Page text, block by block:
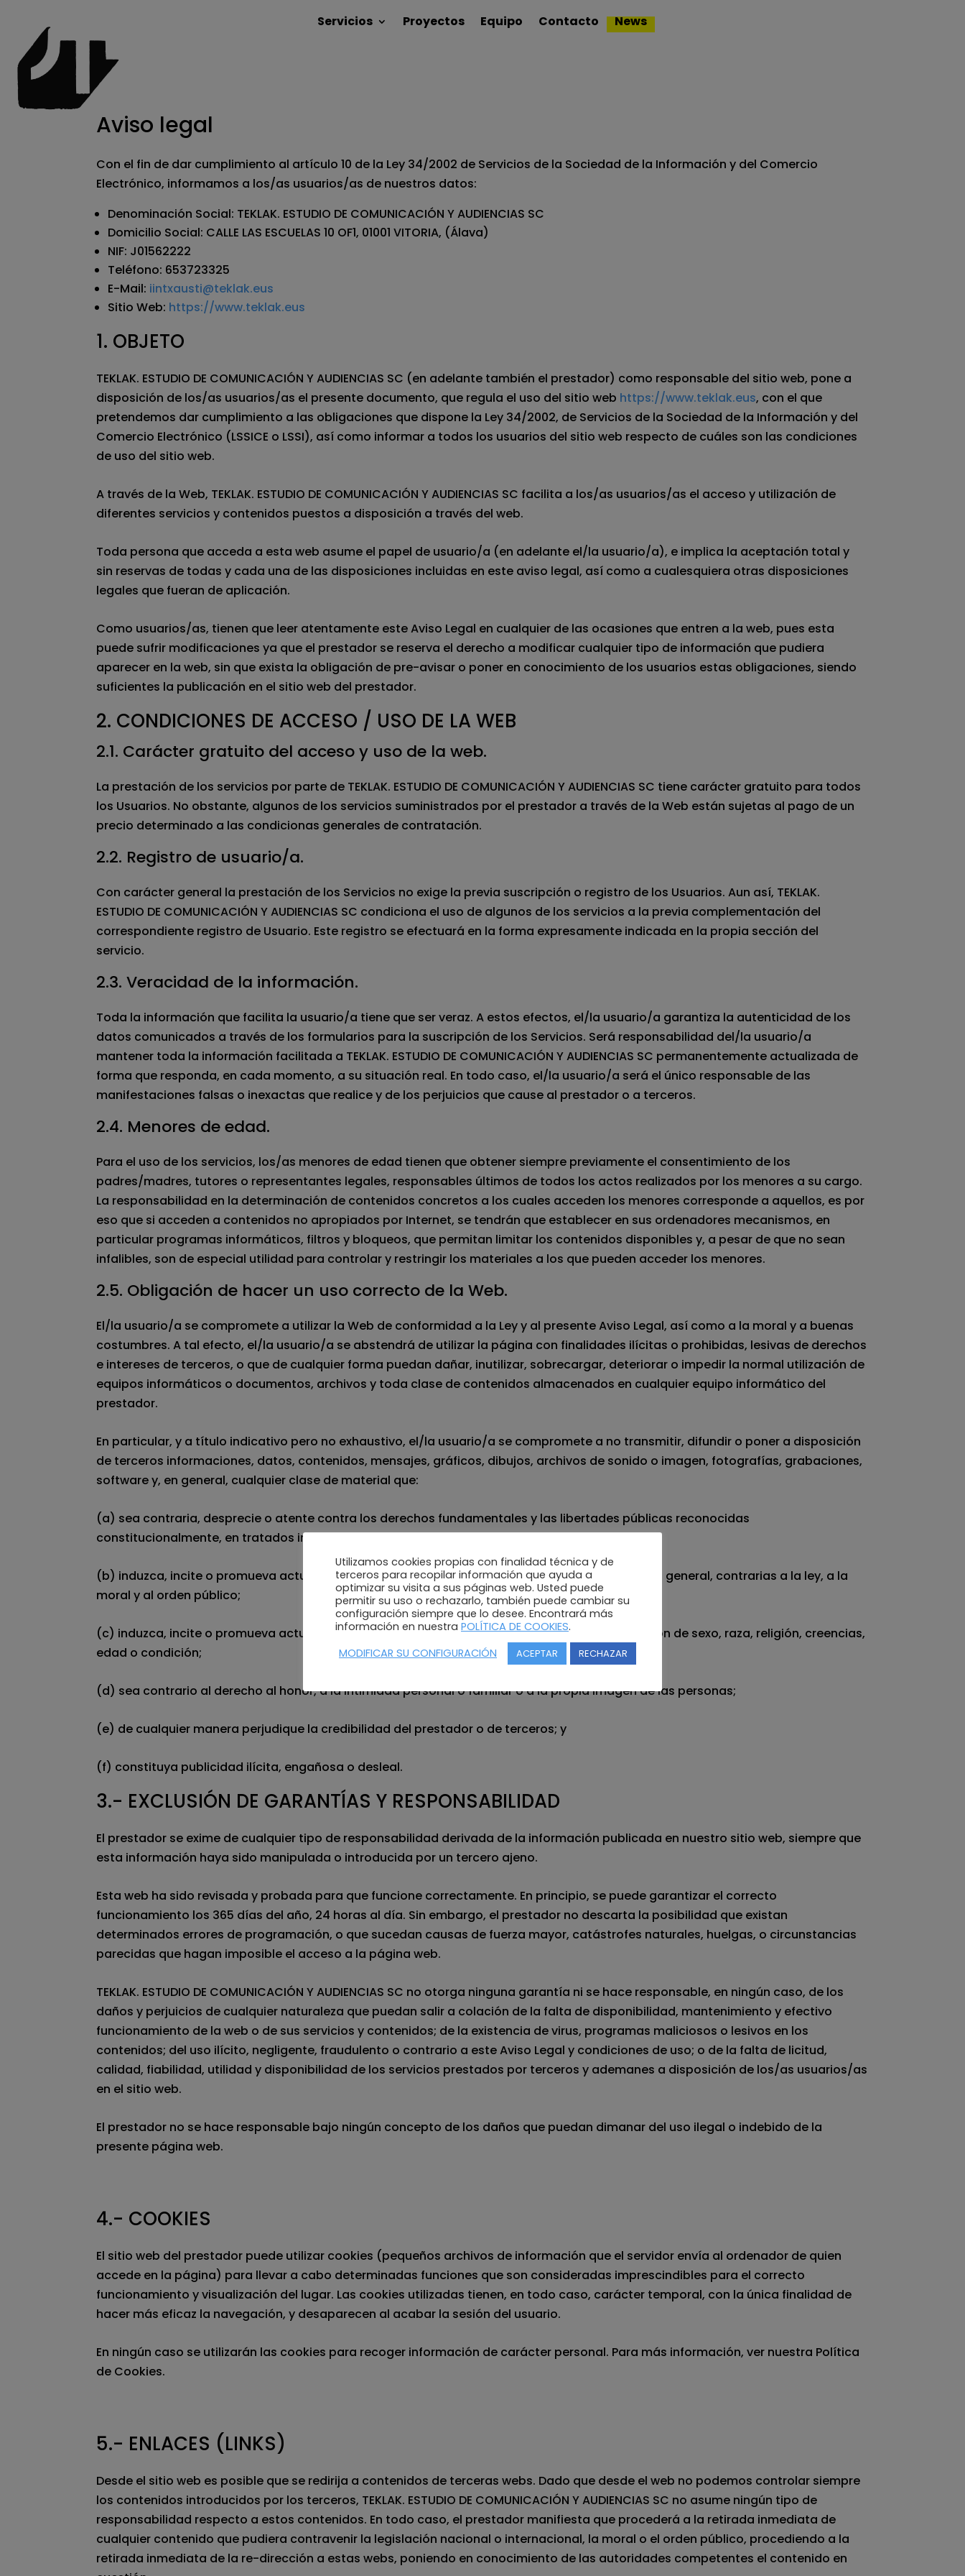
Servicios Proyectos Equipo Contacto News
Aviso legal
​Con el fin de dar cumplimiento al artículo 10 de la Ley 34/2002 de Servicios de la Sociedad de la Información y del Comercio
Electrónico, informamos a los/as usuarios/as de nuestros datos:
Denominación Social: TEKLAK. ESTUDIO DE COMUNICACIÓN Y AUDIENCIAS SC
Domicilio Social: CALLE LAS ESCUELAS 10 OF1, 01001 VITORIA, (Álava)
NIF: J01562222
Teléfono: 653723325
E-Mail: iintxausti@teklak.eus
Sitio Web: https://www.teklak.eus
​1. OBJETO
TEKLAK. ESTUDIO DE COMUNICACIÓN Y AUDIENCIAS SC (en adelante también el prestador) como responsable del sitio web, pone a
disposición de los/as usuarios/as el presente documento, que regula el uso del sitio web https://www.teklak.eus, con el que
pretendemos dar cumplimiento a las obligaciones que dispone la Ley 34/2002, de Servicios de la Sociedad de la Información y del
Comercio Electrónico (LSSICE o LSSI), así como informar a todos los usuarios del sitio web respecto de cuáles son las condiciones
de uso del sitio web.
A través de la Web, TEKLAK. ESTUDIO DE COMUNICACIÓN Y AUDIENCIAS SC facilita a los/as usuarios/as el acceso y utilización de
diferentes servicios y contenidos puestos a disposición a través del web.
Toda persona que acceda a esta web asume el papel de usuario/a (en adelante el/la usuario/a), e implica la aceptación total y
sin reservas de todas y cada una de las disposiciones incluidas en este aviso legal, así como a cualesquiera otras disposiciones
legales que fueran de aplicación.
Como usuarios/as, tienen que leer atentamente este Aviso Legal en cualquier de las ocasiones que entren a la web, pues esta
puede sufrir modificaciones ya que el prestador se reserva el derecho a modificar cualquier tipo de información que pudiera
aparecer en la web, sin que exista la obligación de pre-avisar o poner en conocimiento de los usuarios estas obligaciones, siendo
suficientes la publicación en el sitio web del prestador.
​2. CONDICIONES DE ACCESO / USO DE LA WEB
2.1. Carácter gratuito del acceso y uso de la web.
La prestación de los servicios por parte de TEKLAK. ESTUDIO DE COMUNICACIÓN Y AUDIENCIAS SC tiene carácter gratuito para todos
los Usuarios. No obstante, algunos de los servicios suministrados por el prestador a través de la Web están sujetas al pago de un
precio determinado a las condicionas generales de contratación.
2.2. Registro de usuario/a.
Con carácter general la prestación de los Servicios no exige la previa suscripción o registro de los Usuarios. Aun así, TEKLAK.
ESTUDIO DE COMUNICACIÓN Y AUDIENCIAS SC condiciona el uso de algunos de los servicios a la previa complementación del
correspondiente registro de Usuario. Este registro se efectuará en la forma expresamente indicada en la propia sección del
servicio.
2.3. Veracidad de la información.
Toda la información que facilita la usuario/a tiene que ser veraz. A estos efectos, el/la usuario/a garantiza la autenticidad de los
datos comunicados a través de los formularios para la suscripción de los Servicios. Será responsabilidad del/la usuario/a
mantener toda la información facilitada a TEKLAK. ESTUDIO DE COMUNICACIÓN Y AUDIENCIAS SC permanentemente actualizada de
forma que responda, en cada momento, a su situación real. En todo caso, el/la usuario/a será el único responsable de las
manifestaciones falsas o inexactas que realice y de los perjuicios que cause al prestador o a terceros.
2.4. Menores de edad.
Para el uso de los servicios, los/as menores de edad tienen que obtener siempre previamente el consentimiento de los
padres/madres, tutores o representantes legales, responsables últimos de todos los actos realizados por los menores a su cargo.
La responsabilidad en la determinación de contenidos concretos a los cuales acceden los menores corresponde a aquellos, es por
eso que si acceden a contenidos no apropiados por Internet, se tendrán que establecer en sus ordenadores mecanismos, en
particular programas informáticos, filtros y bloqueos, que permitan limitar los contenidos disponibles y, a pesar de que no sean
infalibles, son de especial utilidad para controlar y restringir los materiales a los que pueden acceder los menores.
2.5. Obligación de hacer un uso correcto de la Web.
El/la usuario/a se compromete a utilizar la Web de conformidad a la Ley y al presente Aviso Legal, así como a la moral y a buenas
costumbres. A tal efecto, el/la usuario/a se abstendrá de utilizar la página con finalidades ilícitas o prohibidas, lesivas de derechos
e intereses de terceros, o que de cualquier forma puedan dañar, inutilizar, sobrecargar, deteriorar o impedir la normal utilización de
equipos informáticos o documentos, archivos y toda clase de contenidos almacenados en cualquier equipo informático del
prestador.
En particular, y a título indicativo pero no exhaustivo, el/la usuario/a se compromete a no transmitir, difundir o poner a disposición
de terceros informaciones, datos, contenidos, mensajes, gráficos, dibujos, archivos de sonido o imagen, fotografías, grabaciones,
software y, en general, cualquier clase de material que:
(a) sea contraria, desprecie o atente contra los derechos fundamentales y las libertades públicas reconocidas
constitucionalmente, en tratados internacionales y otras normas vigentes;
(b) induzca, incite o promueva actuaciones delictivas, denigrantes, difamatorias, violentas o, en general, contrarias a la ley, a la
moral y al orden público;
(c) induzca, incite o promueva actuaciones, actitudes o pensamientos discriminatorios por razón de sexo, raza, religión, creencias,
edad o condición;
(d) sea contrario al derecho al honor, a la intimidad personal o familiar o a la propia imagen de las personas;
(e) de cualquier manera perjudique la credibilidad del prestador o de terceros; y
(f) constituya publicidad ilícita, engañosa o desleal.
3.- EXCLUSIÓN DE GARANTÍAS Y RESPONSABILIDAD
El prestador se exime de cualquier tipo de responsabilidad derivada de la información publicada en nuestro sitio web, siempre que
esta información haya sido manipulada o introducida por un tercero ajeno.
Esta web ha sido revisada y probada para que funcione correctamente. En principio, se puede garantizar el correcto
funcionamiento los 365 días del año, 24 horas al día. Sin embargo, el prestador no descarta la posibilidad que existan
determinados errores de programación, o que sucedan causas de fuerza mayor, catástrofes naturales, huelgas, o circunstancias
parecidas que hagan imposible el acceso a la página web.
TEKLAK. ESTUDIO DE COMUNICACIÓN Y AUDIENCIAS SC no otorga ninguna garantía ni se hace responsable, en ningún caso, de los
daños y perjuicios de cualquier naturaleza que puedan salir a colación de la falta de disponibilidad, mantenimiento y efectivo
funcionamiento de la web o de sus servicios y contenidos; de la existencia de virus, programas maliciosos o lesivos en los
contenidos; del uso ilícito, negligente, fraudulento o contrario a este Aviso Legal y condiciones de uso; o de la falta de licitud,
calidad, fiabilidad, utilidad y disponibilidad de los servicios prestados por terceros y ademanes a disposición de los/as usuarios/as
en el sitio web.
El prestador no se hace responsable bajo ningún concepto de los daños que puedan dimanar del uso ilegal o indebido de la
presente página web.
4.- COOKIES
El sitio web del prestador puede utilizar cookies (pequeños archivos de información que el servidor envía al ordenador de quien
accede en la página) para llevar a cabo determinadas funciones que son consideradas imprescindibles para el correcto
funcionamiento y visualización del lugar. Las cookies utilizadas tienen, en todo caso, carácter temporal, con la única finalidad de
hacer más eficaz la navegación, y desaparecen al acabar la sesión del usuario.
En ningún caso se utilizarán las cookies para recoger información de carácter personal. Para más información, ver nuestra Política
de Cookies.
5.- ENLACES (LINKS)
Desde el sitio web es posible que se redirija a contenidos de terceras webs. Dado que desde el web no podemos controlar siempre
los contenidos introducidos por los terceros, TEKLAK. ESTUDIO DE COMUNICACIÓN Y AUDIENCIAS SC no asume ningún tipo de
responsabilidad respecto a estos contenidos. En todo caso, el prestador manifiesta que procederá a la retirada inmediata de
cualquier contenido que pudiera contravenir la legislación nacional o internacional, la moral o el orden público, procediendo a la
retirada inmediata de la re-dirección a estas webs, poniendo en conocimiento de las autoridades competentes el contenido en
Utilizamos cookies propias con finalidad técnica y de
terceros para recopilar información que ayuda a
optimizar su visita a sus páginas web. Usted puede
permitir su uso o rechazarlo, también puede cambiar su
configuración siempre que lo desee. Encontrará más
información en nuestra POLÍTICA DE COOKIES.
MODIFICAR SU CONFIGURACIÓN
ACEPTAR RECHAZAR